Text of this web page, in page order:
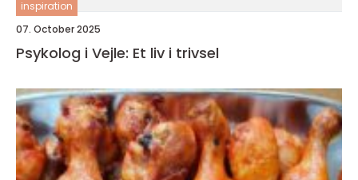
inspiration
07. October 2025
Psykolog i Vejle: Et liv i trivsel